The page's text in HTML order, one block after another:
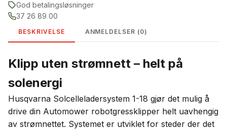
God betalingsløsninger
37 26 89 00
BESKRIVELSE ANMELDELSER (0)
Klipp uten strømnett – helt på
solenergi
Husqvarna Solcelleladersystem 1-18 gjør det mulig å
drive din Automower robotgressklipper helt uavhengig
av strømnettet. Systemet er utviklet for steder der det